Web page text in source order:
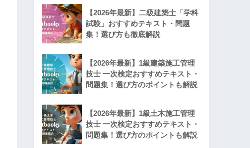
【2026年最新】二級建築士「学科
試験」おすすめテキスト・問題
集！選び方も徹底解説
【2026年最新】1級建築施工管理
技士 一次検定おすすめテキスト・
問題集！選び方のポイントも解説
【2026年最新】1級土木施工管理
技士 一次検定おすすめテキスト・
問題集！選び方のポイントも解説